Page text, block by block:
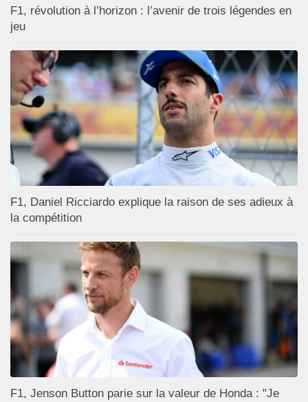
F1, révolution à l’horizon : l’avenir de trois légendes en
jeu
F1, Daniel Ricciardo explique la raison de ses adieux à
la compétition
F1, Jenson Button parie sur la valeur de Honda : "Je